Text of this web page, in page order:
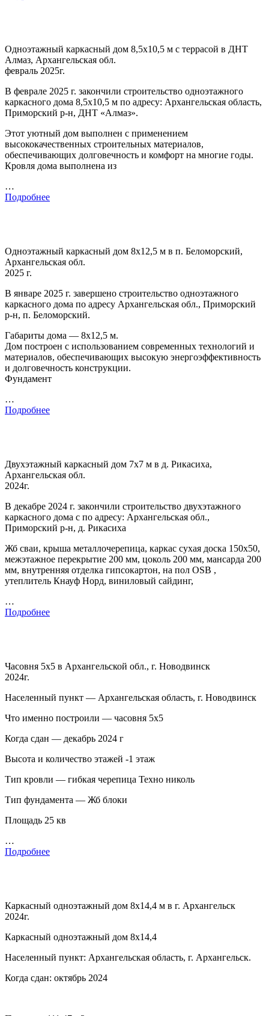
Одноэтажный каркасный дом 8,5х10,5 м с террасой в ДНТ
Алмаз, Архангельская обл.
февраль 2025г.
В феврале 2025 г. закончили строительство одноэтажного
каркасного дома 8,5х10,5 м по адресу: Архангельская область,
Приморский р-н, ДНТ «Алмаз».
Этот уютный дом выполнен с применением
высококачественных строительных материалов,
обеспечивающих долговечность и комфорт на многие годы.
Кровля дома выполнена из
…
Подробнее
Одноэтажный каркасный дом 8х12,5 м в п. Беломорский,
Архангельская обл.
2025 г.
В январе 2025 г. завершено строительство одноэтажного
каркасного дома по адресу Архангельская обл., Приморский
р-н, п. Беломорский.
Габариты дома — 8х12,5 м.
Дом построен с использованием современных технологий и
материалов, обеспечивающих высокую энергоэффективность
и долговечность конструкции.
Фундамент
…
Подробнее
Двухэтажный каркасный дом 7х7 м в д. Рикасиха,
Архангельская обл.
2024г.
В декабре 2024 г. закончили строительство двухэтажного
каркасного дома с по адресу: Архангельская обл.,
Приморский р-н, д. Рикасиха
Жб сваи, крыша металлочерепица, каркас сухая доска 150х50,
межэтажное перекрытие 200 мм, цоколь 200 мм, мансарда 200
мм, внутренняя отделка гипсокартон, на пол OSB ,
утеплитель Кнауф Норд, виниловый сайдинг,
…
Подробнее
Часовня 5х5 в Архангельской обл., г. Новодвинск
2024г.
Населенный пункт — Архангельская область, г. Новодвинск
Что именно построили — часовня 5х5
Когда сдан — декабрь 2024 г
Высота и количество этажей -1 этаж
Тип кровли — гибкая черепица Техно николь
Тип фундамента — Жб блоки
Площадь 25 кв
…
Подробнее
Каркасный одноэтажный дом 8х14,4 м в г. Архангельск
2024г.
Каркасный одноэтажный дом 8х14,4
Населенный пункт: Архангельская область, г. Архангельск.
Когда сдан: октябрь 2024